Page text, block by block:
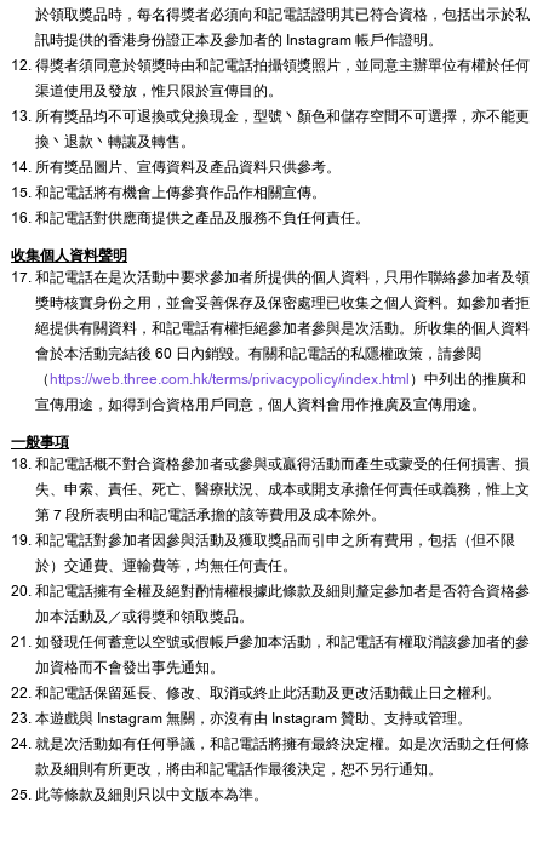
於領取獎品時，每名得獎者必須向和記電話證明其已符合資格，包括出示於私
訊時提供的香港身份證正本及參加者的 Instagram 帳戶作證明。
得獎者須同意於領獎時由和記電話拍攝領獎照片，並同意主辦單位有權於任何
渠道使用及發放，惟只限於宣傳目的。
所有獎品均不可退換或兌換現金，型號丶顏色和儲存空間不可選擇，亦不能更
換丶退款丶轉讓及轉售。
所有獎品圖片、宣傳資料及產品資料只供參考。
和記電話將有機會上傳參賽作品作相關宣傳。
和記電話對供應商提供之產品及服務不負任何責任。
收集個人資料聲明
和記電話在是次活動中要求參加者所提供的個人資料，只用作聯絡參加者及領
獎時核實身份之用，並會妥善保存及保密處理已收集之個人資料。如參加者拒
絕提供有關資料，和記電話有權拒絕參加者參與是次活動。所收集的個人資料
會於本活動完結後 60 日內銷毀。有關和記電話的私隱權政策，請參閱
（ https://web.three.com.hk/terms/privacypolicy/index.html ）中列出的推廣和
宣傳用途，如得到合資格用戶同意，個人資料會用作推廣及宣傳用途。
一般事項
和記電話概不對合資格參加者或參與或贏得活動而產生或蒙受的任何損害、損
失、申索、責任、死亡、醫療狀況、成本或開支承擔任何責任或義務，惟上文
第 7 段所表明由和記電話承擔的該等費用及成本除外。
和記電話對參加者因參與活動及獲取獎品而引申之所有費用，包括（但不限
於）交通費、運輸費等，均無任何責任。
和記電話擁有全權及絕對酌情權根據此條款及細則釐定參加者是否符合資格參
加本活動及／或得獎和領取獎品。
如發現任何蓄意以空號或假帳戶參加本活動，和記電話有權取消該參加者的參
加資格而不會發出事先通知。
和記電話保留延長、修改、取消或終止此活動及更改活動截止日之權利。
本遊戲與 Instagram 無關，亦沒有由 Instagram 贊助、支持或管理。
就是次活動如有任何爭議，和記電話將擁有最終決定權。如是次活動之任何條
款及細則有所更改，將由和記電話作最後決定，恕不另行通知。
此等條款及細則只以中文版本為準。